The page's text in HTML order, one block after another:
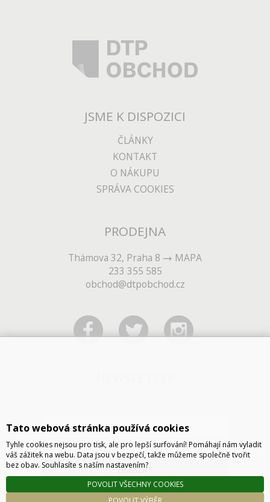
JSME K DISPOZICI
ČLÁNKY
KONTAKT
O NÁKUPU
SPRÁVA COOKIES
PRODEJNA
Thámova 32, Praha 8
MAPA
233 355 585
obchod@dtpobchod.cz
ODESLAT
Tato webová stránka používá cookies
Tyhle cookies nejsou pro tisk, ale pro lepší surfování! Pomáhají nám vyladit
váš zážitek na webu. Data jsou v bezpečí, takže můžeme společně tvořit
bez obav. Souhlasíte s naším nastavením?
POVOLIT VŠECHNY COOKIES